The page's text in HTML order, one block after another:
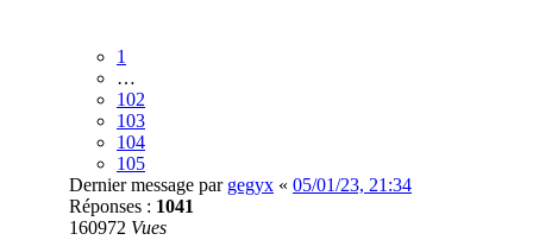
1
…
102
103
104
105
Dernier message par gegyx « 05/01/23, 21:34
Réponses : 1041
160972 Vues